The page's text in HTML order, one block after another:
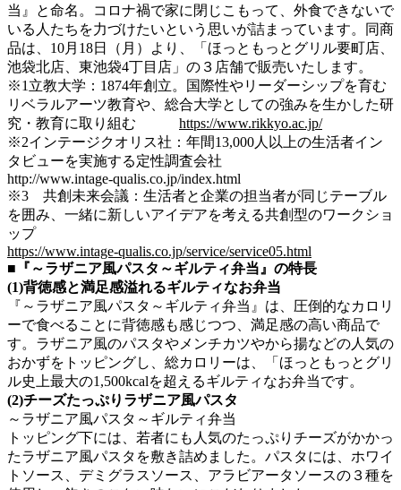
当』と命名。コロナ禍で家に閉じこもって、外食できないで
いる人たちを力づけたいという思いが詰まっています。同商
品は、10月18日（月）より、「ほっともっとグリル要町店、
池袋北店、東池袋4丁目店」の３店舗で販売いたします。
※1立教大学：1874年創立。国際性やリーダーシップを育む
リベラルアーツ教育や、総合大学としての強みを生かした研
究・教育に取り組む https://www.rikkyo.ac.jp/
※2インテージクオリス社：年間13,000人以上の生活者イン
タビューを実施する定性調査会社
http://www.intage-qualis.co.jp/index.html
※3 共創未来会議：生活者と企業の担当者が同じテーブル
を囲み、一緒に新しいアイデアを考える共創型のワークショ
ップ
https://www.intage-qualis.co.jp/service/service05.html
■『～ラザニア風パスタ～ギルティ弁当』の特長
(1)背徳感と満足感溢れるギルティなお弁当
『～ラザニア風パスタ～ギルティ弁当』は、圧倒的なカロリ
ーで食べることに背徳感も感じつつ、満足感の高い商品で
す。ラザニア風のパスタやメンチカツやから揚などの人気の
おかずをトッピングし、総カロリーは、「ほっともっとグリ
ル史上最大の1,500kcalを超えるギルティなお弁当です。
(2)チーズたっぷりラザニア風パスタ
～ラザニア風パスタ～ギルティ弁当
トッピング下には、若者にも人気のたっぷりチーズがかかっ
たラザニア風パスタを敷き詰めました。パスタには、ホワイ
トソース、デミグラスソース、アラビアータソースの３種を